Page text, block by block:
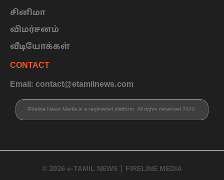
சினிமா
விமர்சனம்
வீடியோக்கள்
CONTACT
Email: contact@etamilnews.com
Fireline News Media is a registered platform. All rights reserved 2026.
© 2026 e-TAMIL NEWS | FIRELINE MEDIA